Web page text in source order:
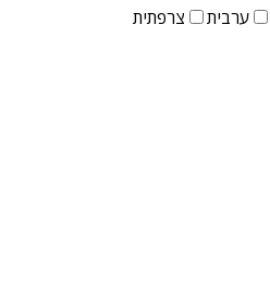
ערבית צרפתית